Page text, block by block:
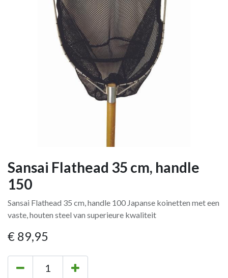
Sansai Flathead 35 cm, handle
150
Sansai Flathead 35 cm, handle 100 Japanse koinetten met een
vaste, houten steel van superieure kwaliteit
€ 89,95